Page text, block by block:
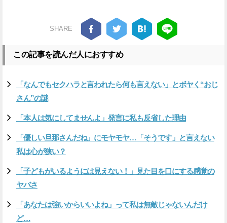
SHARE
この記事を読んだ人におすすめ
「なんでもセクハラと言われたら何も言えない」とボヤく“おじ
さん”の謎
「本人は気にしてませんよ」発言に私も反省した理由
「優しい旦那さんだね」にモヤモヤ…「そうです」と言えない
私は心が狭い？
「子どもがいるようには見えない！」見た目を口にする感覚の
ヤバさ
「あなたは強いからいいよね」って私は無敵じゃないんだけ
ど…